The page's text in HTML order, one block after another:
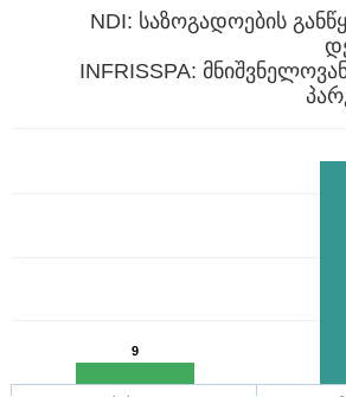
NDI: საზოგადოების
INFRISSPA:
9